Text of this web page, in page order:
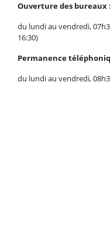
Ouverture des bureaux :
du lundi au vendredi,
16:30)
Permanence
du lundi au vendredi,